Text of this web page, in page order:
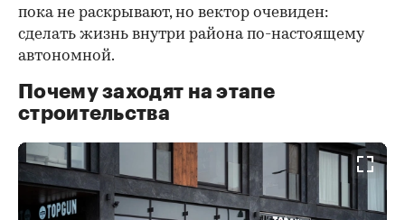
пока не раскрывают, но вектор очевиден:
сделать жизнь внутри района по-настоящему
автономной.
Почему заходят на этапе
строительства